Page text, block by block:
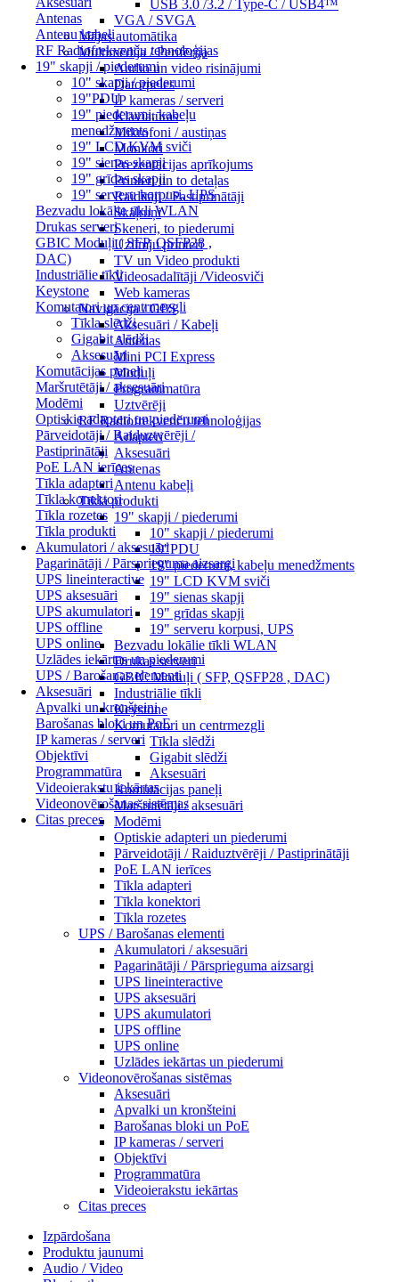
Antenas
Antenu kabeļi
RF Radiofrekvenču tehnoloģijas
19" skapji / piederumi
10" skapji / piederumi
19"PDU
19" piederumi, kabeļu
menedžments
19" LCD KVM sviči
19" sienas skapji
19" grīdas skapji
19" serveru korpusi, UPS
Bezvadu lokālie tīkli WLAN
Drukas serveri
GBIC Moduļi ( SFP, QSFP28 ,
DAC)
Industriālie tīkli
Keystone
Komutatori un centrmezgli
Tīkla slēdži
Gigabit slēdži
Aksesuāri
Komutācijas paneļi
Maršrutētāji / aksesuāri
Modēmi
Optiskie adapteri un piederumi
Pārveidotāji / Raiduztvērēji /
Pastiprinātāji
PoE LAN ierīces
Tīkla adapteri
Tīkla konektori
Tīkla rozetes
Tīkla produkti
Akumulatori / aksesuāri
Pagarinātāji / Pārsprieguma aizsargi
UPS lineinteractive
UPS aksesuāri
UPS akumulatori
UPS offline
UPS online
Uzlādes iekārtas un piederumi
UPS / Barošanas elementi
Aksesuāri
Apvalki un kronšteini
Barošanas bloki un PoE
IP kameras / serveri
Objektīvi
Programmatūra
Videoierakstu iekārtas
Videonovērošanas sistēmas
Citas preces
USB 3.0 /3.2 / Type-C / USB4™
VGA / SVGA
Mājas automātika
Multimēdija / Perifērija
Audio un video risinājumi
Datorpeles
IP kameras / serveri
Klaviatūras
Mikrofoni / austiņas
Monitori
Prezentācijas aprīkojums
Printeri un to detaļas
Raidītāji / Pastiprinātāji
Skaļruņi
Skeneri, to piederumi
Uzlīmju printeri
TV un Video produkti
Videosadalītāji /Videosviči
Web kameras
Navigācija / GPS
Aksesuāri / Kabeļi
Antenas
Mini PCI Express
Moduļi
Programmatūra
Uztvērēji
RF Radiofrekvenču tehnoloģijas
Adapteri
Aksesuāri
Antenas
Antenu kabeļi
Tīkla produkti
19" skapji / piederumi
10" skapji / piederumi
19"PDU
19" piederumi, kabeļu menedžments
19" LCD KVM sviči
19" sienas skapji
19" grīdas skapji
19" serveru korpusi, UPS
Bezvadu lokālie tīkli WLAN
Drukas serveri
GBIC Moduļi ( SFP, QSFP28 , DAC)
Industriālie tīkli
Keystone
Komutatori un centrmezgli
Tīkla slēdži
Gigabit slēdži
Aksesuāri
Komutācijas paneļi
Maršrutētāji / aksesuāri
Modēmi
Optiskie adapteri un piederumi
Pārveidotāji / Raiduztvērēji / Pastiprinātāji
PoE LAN ierīces
Tīkla adapteri
Tīkla konektori
Tīkla rozetes
UPS / Barošanas elementi
Akumulatori / aksesuāri
Pagarinātāji / Pārsprieguma aizsargi
UPS lineinteractive
UPS aksesuāri
UPS akumulatori
UPS offline
UPS online
Uzlādes iekārtas un piederumi
Videonovērošanas sistēmas
Aksesuāri
Apvalki un kronšteini
Barošanas bloki un PoE
IP kameras / serveri
Objektīvi
Programmatūra
Videoierakstu iekārtas
Citas preces
Izpārdošana
Produktu jaunumi
Audio / Video